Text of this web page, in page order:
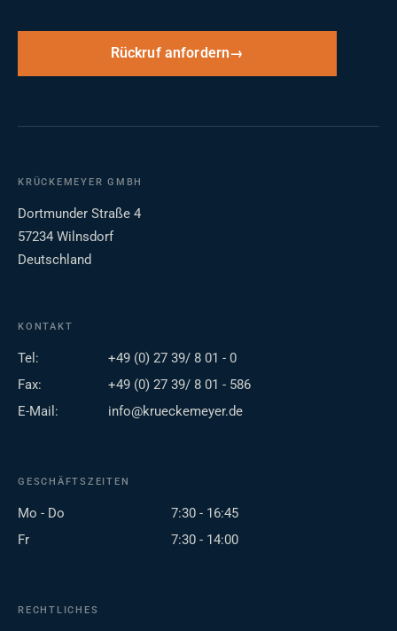
Rückruf anfordern
KRÜCKEMEYER GMBH
Dortmunder Straße 4
57234 Wilnsdorf
Deutschland
KONTAKT
Tel:
+49 (0) 27 39/ 8 01 - 0
Fax:
+49 (0) 27 39/ 8 01 - 586
E-Mail:
info@krueckemeyer.de
GESCHÄFTSZEITEN
Mo - Do
7:30 - 16:45
Fr
7:30 - 14:00
RECHTLICHES